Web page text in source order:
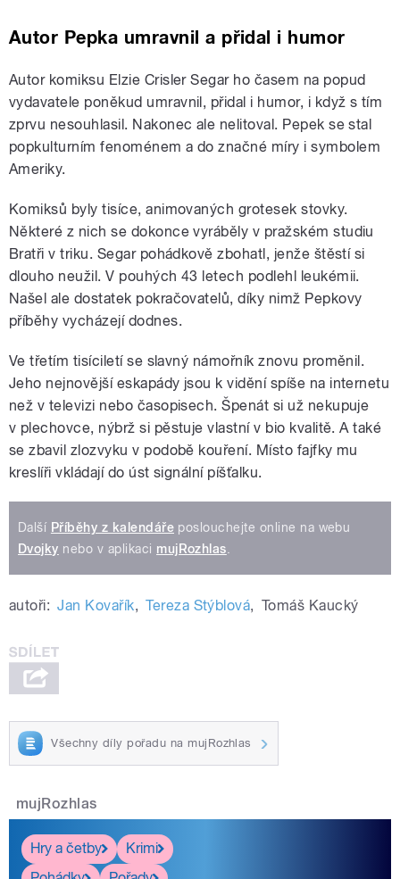
Autor Pepka umravnil a přidal i humor
Autor komiksu Elzie Crisler Segar ho časem na popud
vydavatele poněkud umravnil, přidal i humor, i když s tím
zprvu nesouhlasil. Nakonec ale nelitoval. Pepek se stal
popkulturním fenoménem a do značné míry i symbolem
Ameriky.
Komiksů byly tisíce, animovaných grotesek stovky.
Některé z nich se dokonce vyráběly v pražském studiu
Bratři v triku. Segar pohádkově zbohatl, jenže štěstí si
dlouho neužil. V pouhých 43 letech podlehl leukémii.
Našel ale dostatek pokračovatelů, díky nimž Pepkovy
příběhy vycházejí dodnes.
Ve třetím tisíciletí se slavný námořník znovu proměnil.
Jeho nejnovější eskapády jsou k vidění spíše na internetu
než v televizi nebo časopisech. Špenát si už nekupuje
v plechovce, nýbrž si pěstuje vlastní v bio kvalitě. A také
se zbavil zlozvyku v podobě kouření. Místo fajfky mu
kreslíři vkládají do úst signální píšťalku.
Další Příběhy z kalendáře poslouchejte online na webu
Dvojky nebo v aplikaci mujRozhlas.
autoři: Jan Kovařík, Tereza Stýblová, Tomáš Kaucký
Všechny díly pořadu na mujRozhlas
mujRozhlas
Hry a četby
Krimi